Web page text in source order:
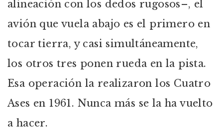
alineación con los dedos rugosos–, el
avión que vuela abajo es el primero en
tocar tierra, y casi simultáneamente,
los otros tres ponen rueda en la pista.
Esa operación la realizaron los Cuatro
Ases en 1961. Nunca más se la ha vuelto
a hacer.